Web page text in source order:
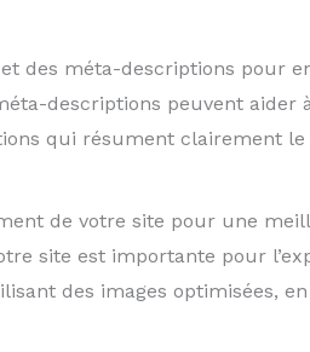
des méta-descriptions pour
descriptions peuvent
qui résument clairement
de votre site pour une
site est importante pour
des images optimisées,